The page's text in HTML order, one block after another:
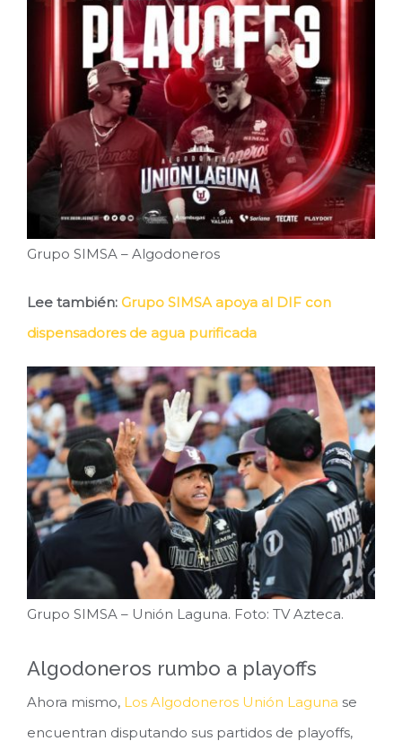
Grupo SIMSA – Algodoneros
Lee también: Grupo SIMSA apoya al DIF con
dispensadores de agua purificada
Grupo SIMSA – Unión Laguna. Foto: TV Azteca.
Algodoneros rumbo a playoffs
Ahora mismo, Los Algodoneros Unión Laguna se
encuentran disputando sus partidos de playoffs,